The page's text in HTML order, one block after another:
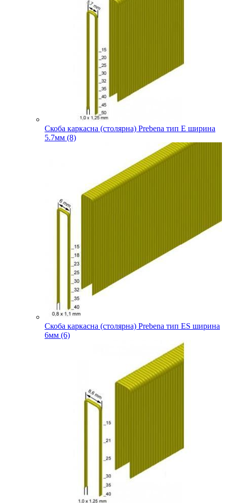
Скоба каркасна (столярна) Prebena тип E ширина
5.7мм (8)
Скоба каркасна (столярна) Prebena тип ES ширина
6мм (6)